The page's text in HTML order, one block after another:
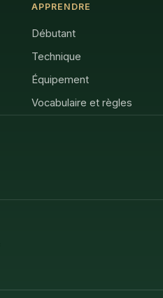
APPRENDRE
Débutant
Technique
Équipement
Vocabulaire et règles